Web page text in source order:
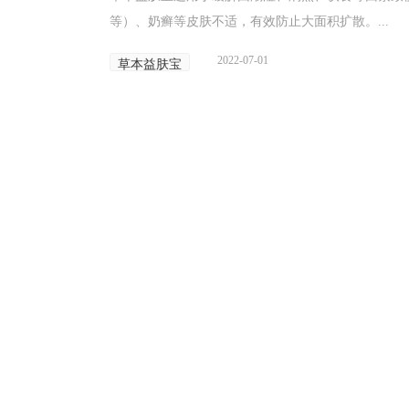
等）、奶癣等皮肤不适，有效防止大面积扩散。...
草本益肤宝 2022-07-01